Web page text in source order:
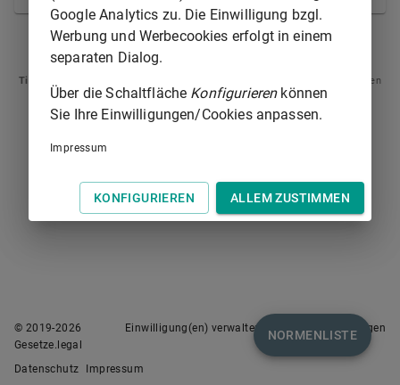
§ 1
Tipp
: Swipen Sie auf dem Bildschirm links oder rechts zur Navigation zwischen
Normen.
NORMENLISTE
© 2019-2026
Gesetze.legal
Einwilligung(en) verwalten Nutzungsbedingungen
Datenschutz Impressum
Google Analytics zu. Die Einwilligung bzgl.
Werbung und Werbecookies erfolgt in einem
separaten Dialog.
Über die Schaltfläche Konfigurierenkönnen
Sie Ihre Einwilligungen/Cookies anpassen.
Impressum
KONFIGURIEREN ALLEM ZUSTIMMEN